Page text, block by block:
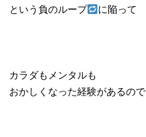
という負のループ
に陥って
カラダもメンタルも
おかしくなった経験があるので